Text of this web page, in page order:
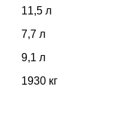
11,5 л
7,7 л
9,1 л
1930 кг